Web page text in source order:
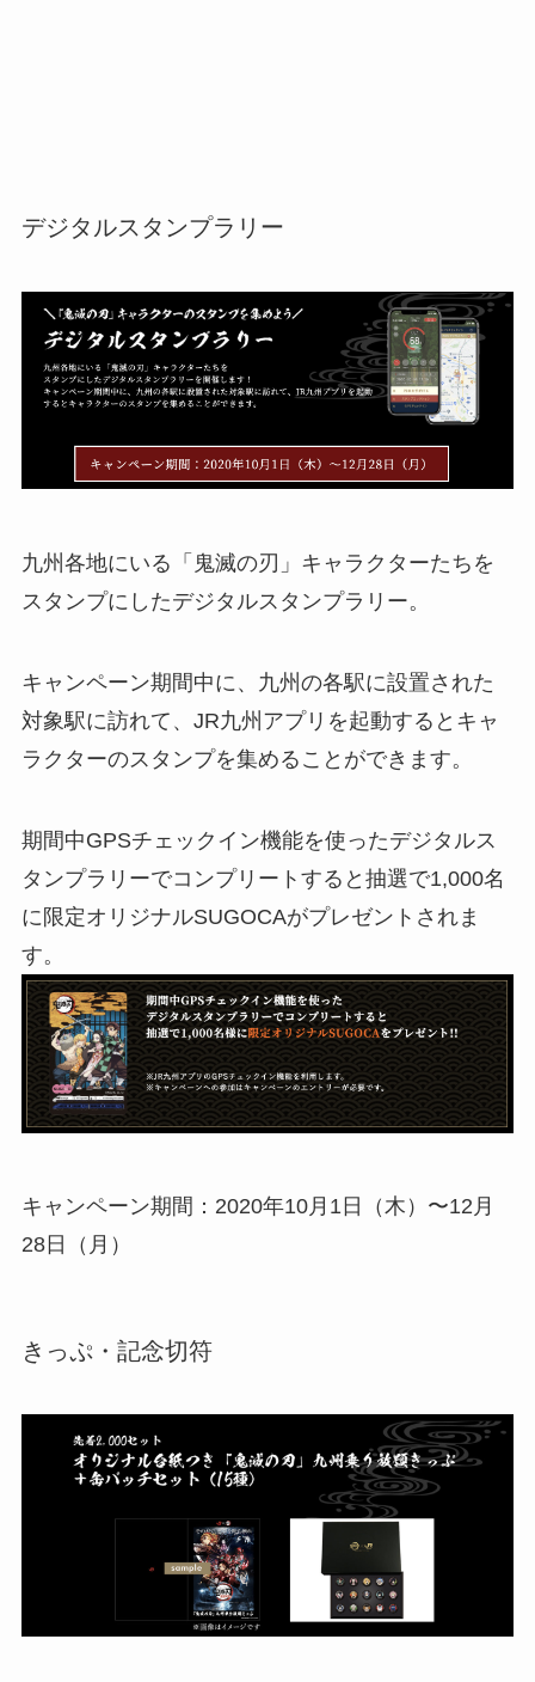
デジタルスタンプラリー
九州各地にいる「鬼滅の刃」キャラクターたちを
スタンプにしたデジタルスタンプラリー。
キャンペーン期間中に、九州の各駅に設置された
対象駅に訪れて、JR九州アプリを起動するとキャ
ラクターのスタンプを集めることができます。
期間中GPSチェックイン機能を使ったデジタルス
タンプラリーでコンプリートすると抽選で1,000名
に限定オリジナルSUGOCAがプレゼントされま
す。
キャンペーン期間：2020年10月1日（木）〜12月
28日（月）
きっぷ・記念切符